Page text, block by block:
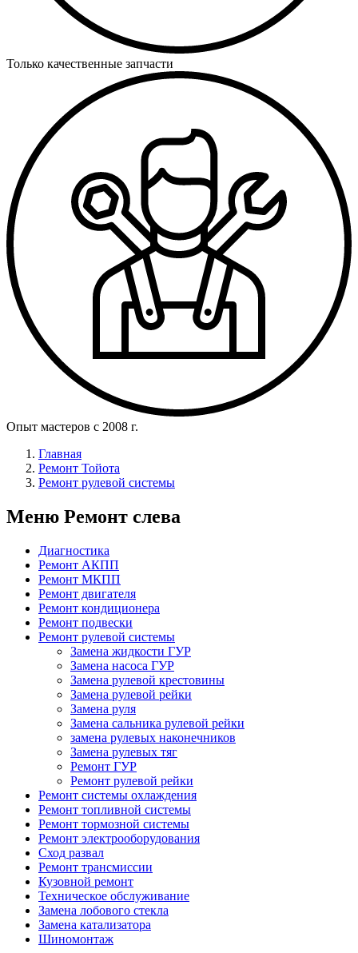
Только качественные запчасти
Опыт мастеров с 2008 г.
Главная
Ремонт Тойота
Ремонт рулевой системы
Меню Ремонт слева
Диагностика
Ремонт АКПП
Ремонт МКПП
Ремонт двигателя
Ремонт кондиционера
Ремонт подвески
Ремонт рулевой системы
Замена жидкости ГУР
Замена насоса ГУР
Замена рулевой крестовины
Замена рулевой рейки
Замена руля
Замена сальника рулевой рейки
замена рулевых наконечников
Замена рулевых тяг
Ремонт ГУР
Ремонт рулевой рейки
Ремонт системы охлаждения
Ремонт топливной системы
Ремонт тормозной системы
Ремонт электрооборудования
Сход развал
Ремонт трансмиссии
Кузовной ремонт
Техническое обслуживание
Замена лобового стекла
Замена катализатора
Шиномонтаж